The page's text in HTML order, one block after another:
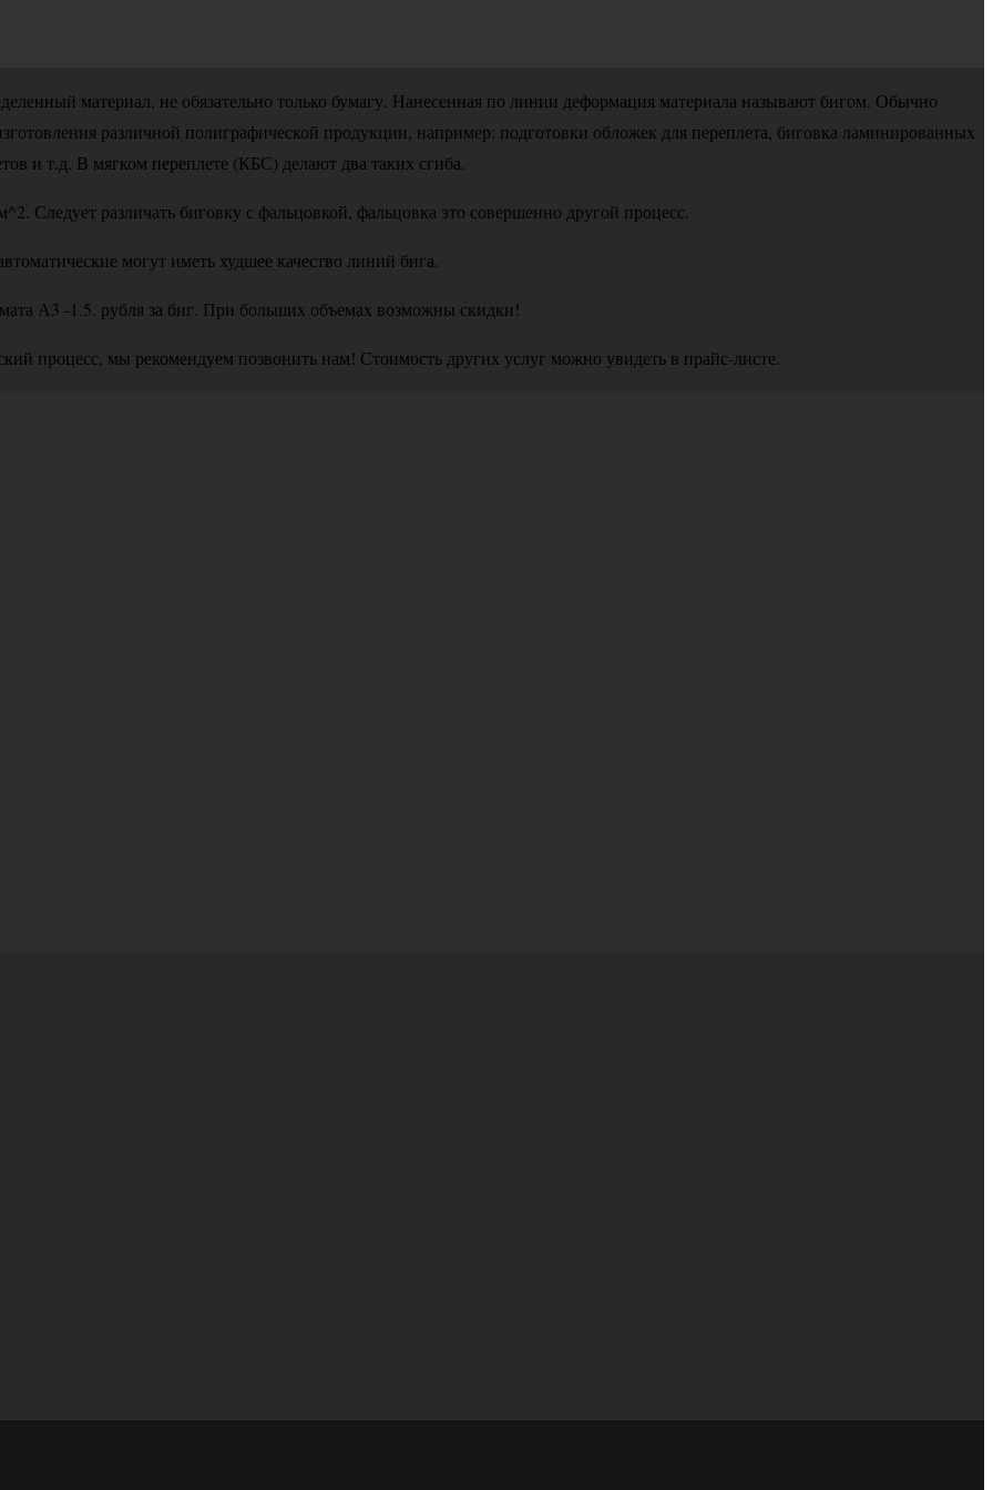
материал, не обязательно только бумагу. Нанесенная по линии деформация материала называют бигом. Обычно
различной полиграфической продукции, например: подготовки обложек для переплета, биговка ламинированных
и т.д. В мягком переплете (КБС) делают два таких сгиба.
Следует различать биговку с фальцовкой, фальцовка это совершенно другой процесс.
могут иметь худшее качество линий бига.
А3 -1.5. рубля за биг. При больших объемах возможны скидки!
процесс, мы рекомендуем позвонить нам! Стоимость других услуг можно увидеть в прайс-листе.